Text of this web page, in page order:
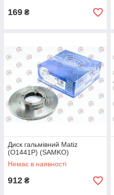
169 ₴
Диск гальмівний Matiz
(O1441P) (SAMKO)
Немає в наявності
912 ₴